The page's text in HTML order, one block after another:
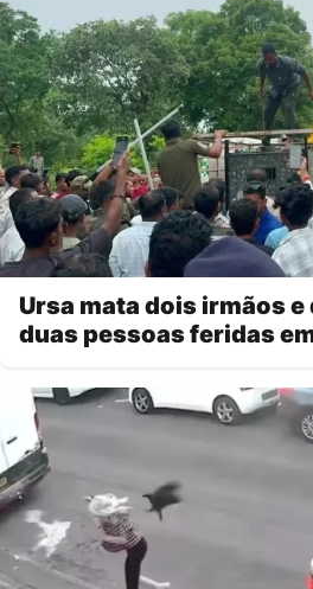
Ursa mata dois irmãos
duas pessoas feridas